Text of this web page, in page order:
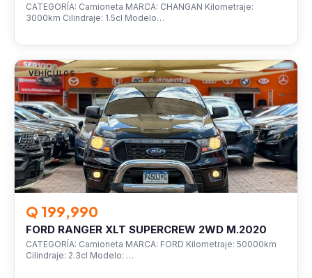
CATEGORÍA: Camioneta MARCA: CHANGAN Kilometraje:
3000km Cilindraje: 1.5cl Modelo…
VEHÍCULOS
Q 199,990
FORD RANGER XLT SUPERCREW 2WD M.2020
CATEGORÍA: Camioneta MARCA: FORD Kilometraje: 50000km
Cilindraje: 2.3cl Modelo: …